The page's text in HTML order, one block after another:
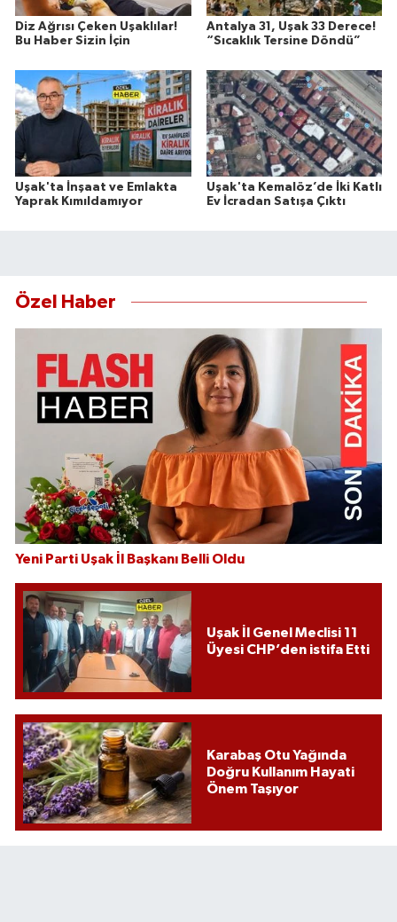
Diz Ağrısı Çeken Uşaklılar!
Bu Haber Sizin İçin
Antalya 31, Uşak 33 Derece!
“Sıcaklık Tersine Döndü”
Uşak'ta İnşaat ve Emlakta
Yaprak Kımıldamıyor
Uşak'ta Kemalöz’de İki Katlı
Ev İcradan Satışa Çıktı
Özel Haber
Yeni Parti Uşak İl Başkanı Belli Oldu
Uşak İl Genel Meclisi 11
Üyesi CHP’den istifa Etti
Karabaş Otu Yağında
Doğru Kullanım Hayati
Önem Taşıyor